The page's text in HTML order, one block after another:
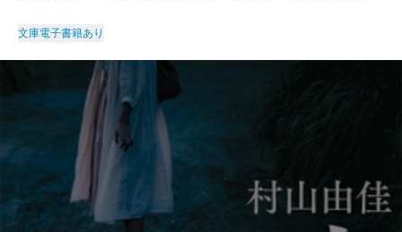
文庫電子書籍あり